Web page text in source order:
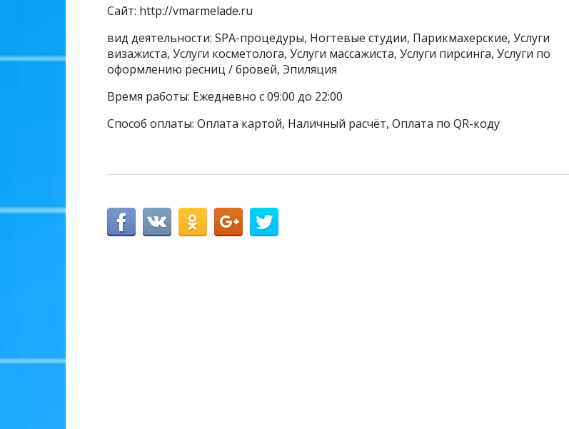
Сайт: http://vmarmelade.ru
вид деятельности: SPA-процедуры, Ногтевые студии, Парикмахерские, Услуги
визажиста, Услуги косметолога, Услуги массажиста, Услуги пирсинга, Услуги по
оформлению ресниц / бровей, Эпиляция
Время работы: Ежедневно с 09:00 до 22:00
Способ оплаты: Оплата картой, Наличный расчёт, Оплата по QR-коду